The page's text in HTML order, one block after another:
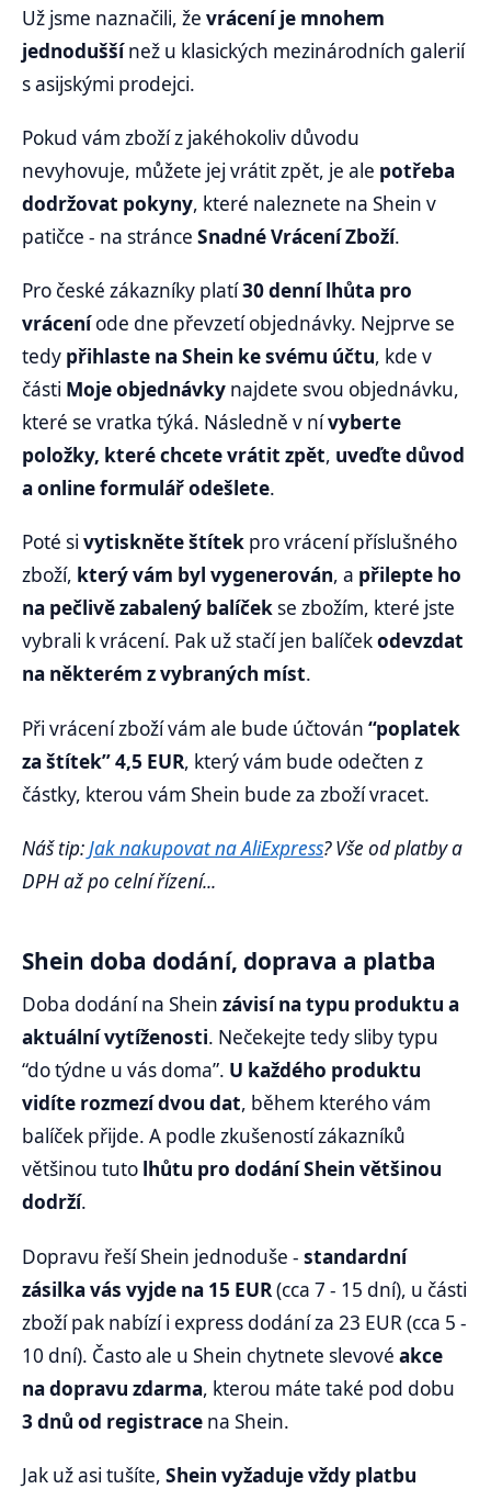
Už jsme naznačili, že vrácení je mnohem
jednoduššínež u klasických mezinárodních galerií
s asijskými prodejci.
Pokud vám zboží z jakéhokoliv důvodu
nevyhovuje, můžete jej vrátit zpět, je ale potřeba
dodržovat pokyny, které naleznete na Shein v
patičce - na stránce Snadné Vrácení Zboží.
Pro české zákazníky platí30 denní lhůta pro
vráceníode dne převzetí objednávky. Nejprve se
tedy přihlaste na Shein ke svému účtu, kde v
části Moje objednávky najdete svou objednávku,
které se vratka týká. Následně v nívyberte
položky, které chcete vrátit zpět, uveďte důvod
a online formulář odešlete.
Poté si vytiskněte štítek pro vrácení příslušného
zboží, který vám byl vygenerován, a přilepte ho
na pečlivě zabalený balíčekse zbožím, které jste
vybrali k vrácení. Pak už stačí jen balíčekodevzdat
na některém z vybraných míst.
Při vrácení zboží vám ale bude účtován “poplatek
za štítek” 4,5 EUR, který vám bude odečten z
částky, kterou vám Shein bude za zboží vracet.
Náš tip:Jak nakupovat na AliExpress? Vše od platby a
DPH až po celní řízení...
Shein doba dodání, doprava a platba
Doba dodání na Shein závisí na typu produktu a
aktuální vytíženosti. Nečekejte tedy sliby typu
“do týdne u vás doma”. U každého produktu
vidíte rozmezí dvou dat, během kterého vám
balíček přijde. A podle zkušeností zákazníků
většinou tuto lhůtu pro dodání Shein většinou
dodrží.
Dopravu řeší Shein jednoduše - standardní
zásilka vás vyjde na 15 EUR(cca 7 - 15 dní), u části
zboží pak nabízí i express dodání za 23 EUR (cca 5 -
10 dní). Často ale u Shein chytnete slevové akce
na dopravu zdarma, kterou máte také pod dobu
3 dnů od registrace na Shein.
Jak už asi tušíte, Shein vyžaduje vždy platbu